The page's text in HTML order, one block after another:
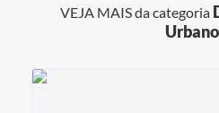
VEJA MAIS da categoria
Urbano